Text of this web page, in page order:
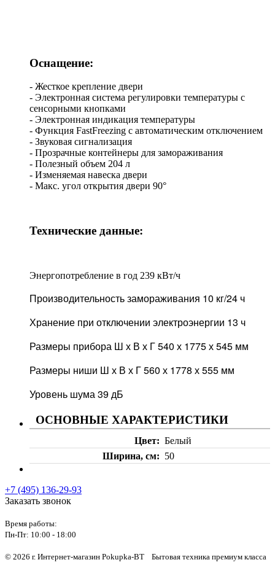
Оснащение:
- Жесткое крепление двери
- Электронная система регулировки температуры с
сенсорными кнопками
- Электронная индикация температуры
- Функция FastFreezing с автоматическим отключением
- Звуковая сигнализация
- Прозрачные контейнеры для замораживания
- Полезный объем 204 л
- Изменяемая навеска двери
- Макс. угол открытия двери 90°
Технические данные:
Энергопотребление в год 239 кВт/ч
Производительность замораживания 10 кг/24 ч
Хранение при отключении электроэнергии 13 ч
Размеры прибора Ш х В х Г 540 х 1775 х 545 мм
Размеры ниши Ш х В х Г 560 х 1778 х 555 мм
Уровень шума 39 дБ
ОСНОВНЫЕ ХАРАКТЕРИСТИКИ
Цвет
Белый
Ширина, см
50
+7 (495) 136-29-93
Заказать звонок
Время работы:
Пн-Пт: 10:00 - 18:00
© 2026 г. Интернет-магазин Pokupka-BT Бытовая техника премиум класса